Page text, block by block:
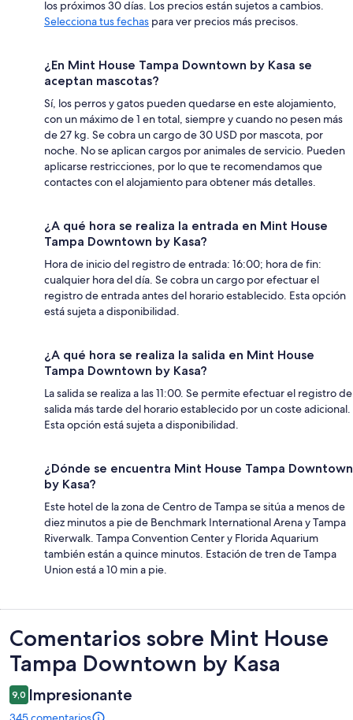
los próximos 30 días. Los precios están sujetos a cambios.
Selecciona tus fechas para ver precios más precisos.
¿En Mint House Tampa Downtown by Kasa se
aceptan mascotas?
Sí, los perros y gatos pueden quedarse en este alojamiento,
con un máximo de 1 en total, siempre y cuando no pesen más
de 27 kg. Se cobra un cargo de 30 USD por mascota, por
noche. No se aplican cargos por animales de servicio. Pueden
aplicarse restricciones, por lo que te recomendamos que
contactes con el alojamiento para obtener más detalles.
¿A qué hora se realiza la entrada en Mint House
Tampa Downtown by Kasa?
Hora de inicio del registro de entrada: 16:00; hora de fin:
cualquier hora del día. Se cobra un cargo por efectuar el
registro de entrada antes del horario establecido. Esta opción
está sujeta a disponibilidad.
¿A qué hora se realiza la salida en Mint House
Tampa Downtown by Kasa?
La salida se realiza a las 11:00. Se permite efectuar el registro de
salida más tarde del horario establecido por un coste adicional.
Esta opción está sujeta a disponibilidad.
¿Dónde se encuentra Mint House Tampa Downtown
by Kasa?
Este hotel de la zona de Centro de Tampa se sitúa a menos de
diez minutos a pie de Benchmark International Arena y Tampa
Riverwalk. Tampa Convention Center y Florida Aquarium
también están a quince minutos. Estación de tren de Tampa
Union está a 10 min a pie.
Comentarios
Comentarios sobre Mint House
Tampa Downtown by Kasa
9,0 Impresionante